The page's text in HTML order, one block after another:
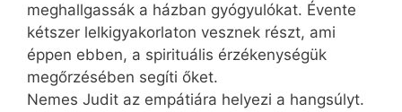
meghallgassák a házban gyógyulókat. Évente
kétszer lelkigyakorlaton vesznek részt, ami
éppen ebben, a spirituális érzékenységük
megőrzésében segíti őket.
Nemes Judit az empátiára helyezi a hangsúlyt.